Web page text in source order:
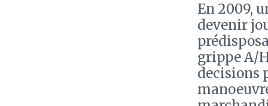
En 2009,
devenir
grippe A/
decisions